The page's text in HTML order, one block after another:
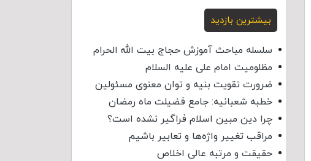
بیشترین بازدید
سلسله مباحث آموزش حجاج بیت الله الحرام
مظلومیت امام علی علیه السلام
ضرورت تقویت بنیه و توان معنوی مسئولین
خطبه شعبانیه: جامع فضیلت ماه رمضان
چرا دین مبین اسلام فراگیر نشده است؟
مراقب تغییر واژه‌ها و تعابیر باشیم
حقیقت و مرتبه عالی اخلاص